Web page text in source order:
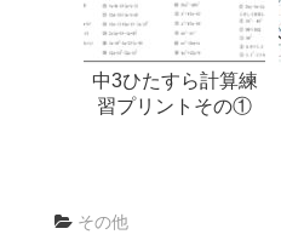
中3ひたすら計算練
習プリントその①
その他